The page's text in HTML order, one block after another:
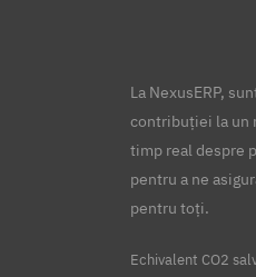
La NexusERP,
contribuției la un
timp real despre
pentru a ne
pentru toți.
Echivalent CO2